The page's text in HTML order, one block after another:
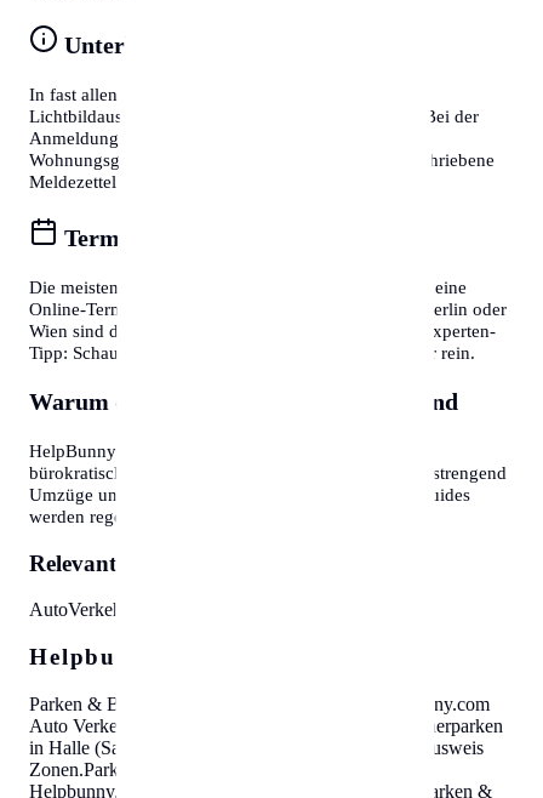
Unterlagen vorbereiten
In fast allen Fällen benötigen Sie einen gültigen
Lichtbildausweis (Reisepass oder Personalausweis). Bei der
Anmeldung eines Wohnsitzes ist zudem die
Wohnungsgeberbestätigung (in DE) bzw. der unterschriebene
Meldezettel (in AT) zwingend erforderlich.
Termine online buchen
Die meisten Bürgerservice-Stellen bieten mittlerweile eine
Online-Terminvereinbarung an. In Großstädten wie Berlin oder
Wien sind diese oft Wochen im Voraus ausgebucht. Experten-
Tipp: Schauen Sie morgens gegen 7:30 oder 8:00 Uhr rein.
Warum diese Informationen wichtig sind
HelpBunny.com hat es sich zur Aufgabe gemacht,
bürokratische Hürden abzubauen. Wir wissen, wie anstrengend
Umzüge und Behördengänge sein können. Unsere Guides
werden regelmäßig aktualisiert.
Relevante Themen:
AutoVerkehr
Helpbunny.com SEO Cloud
Parken & Bewohnerparken in Halle (Saale)
Helpbunny.com
Auto Verkehr Parkausweis Zonen
Parken & Bewohnerparken
in Halle (Saale)
Auto Verkehr Parkausweis
Zonen.Parken & Bewohnerparken in Halle (Saale)
Helpbunny.com
Parken &